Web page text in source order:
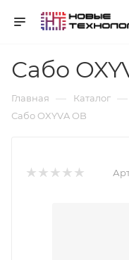
Сабо
Главная — Каталог —
Сабо OXYVA OB